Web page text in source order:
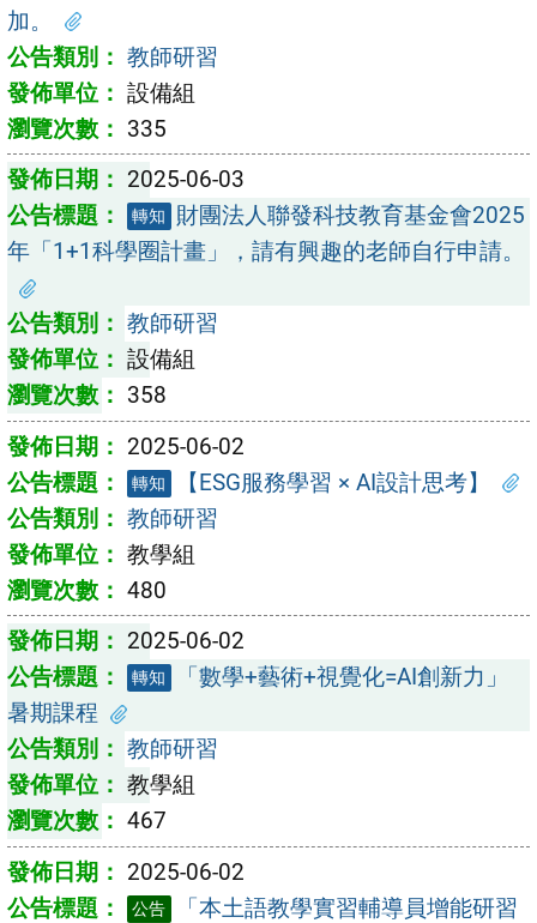
加。
教師研習
設備組
335
2025-06-03
轉知
財團法人聯發科技教育基金會2025
年「1+1科學圈計畫」，請有興趣的老師自行申請。
教師研習
設備組
358
2025-06-02
轉知
【ESG服務學習 × AI設計思考】
教師研習
教學組
480
2025-06-02
轉知
「數學+藝術+視覺化=AI創新力」
暑期課程
教師研習
教學組
467
2025-06-02
公告
「本土語教學實習輔導員增能研習